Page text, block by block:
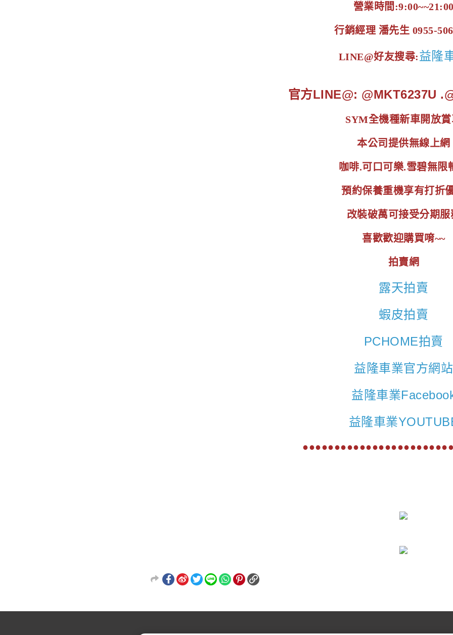
營業時間:9:00~~21:00
行銷經理 潘先生 0955-
LINE@好友搜尋:益隆
官方LINE@: @MKT6237U
SYM全機種新車開放
本公司提供無線上網
咖啡.可口可樂.雪碧無限
預約保養重機享有打折
改裝破萬可接受分期服
喜歡歡迎購買唷~~
拍賣網
露天拍賣
蝦皮拍賣
PCHOME拍賣
益隆車業官方網站
益隆車業
益隆車業